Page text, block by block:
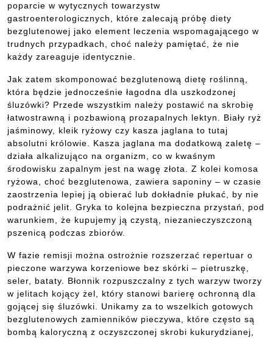
poparcie w wytycznych towarzystw
gastroenterologicznych, które zalecają próbę diety
bezglutenowej jako element leczenia wspomagającego w
trudnych przypadkach, choć należy pamiętać, że nie
każdy zareaguje identycznie.
Jak zatem skomponować bezglutenową dietę roślinną,
która będzie jednocześnie łagodna dla uszkodzonej
śluzówki? Przede wszystkim należy postawić na skrobię
łatwostrawną i pozbawioną prozapalnych lektyn. Biały ryż
jaśminowy, kleik ryżowy czy kasza jaglana to tutaj
absolutni królowie. Kasza jaglana ma dodatkową zaletę –
działa alkalizująco na organizm, co w kwaśnym
środowisku zapalnym jest na wagę złota. Z kolei komosa
ryżowa, choć bezglutenowa, zawiera saponiny – w czasie
zaostrzenia lepiej ją obierać lub dokładnie płukać, by nie
podrażnić jelit. Gryka to kolejna bezpieczna przystań, pod
warunkiem, że kupujemy ją czystą, niezanieczyszczoną
pszenicą podczas zbiorów.
W fazie remisji można ostrożnie rozszerzać repertuar o
pieczone warzywa korzeniowe bez skórki – pietruszkę,
seler, bataty. Błonnik rozpuszczalny z tych warzyw tworzy
w jelitach kojący żel, który stanowi barierę ochronną dla
gojącej się śluzówki. Unikamy za to wszelkich gotowych
bezglutenowych zamienników pieczywa, które często są
bombą kaloryczną z oczyszczonej skrobi kukurydzianej,